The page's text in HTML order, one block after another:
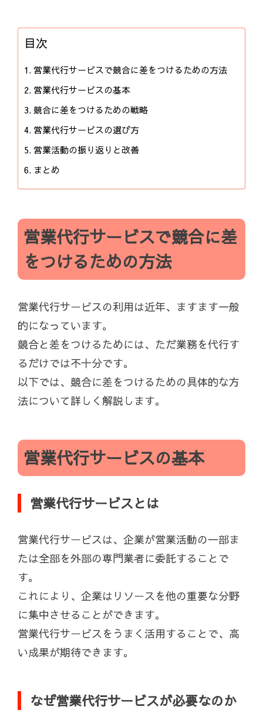
目次
営業代行サービスで競合に差をつけるための方法
営業代行サービスの基本
競合に差をつけるための戦略
営業代行サービスの選び方
営業活動の振り返りと改善
まとめ
営業代行サービスで競合に差
をつけるための方法
営業代行サービスの利用は近年、ますます一般
的になっています。
競合と差をつけるためには、ただ業務を代行す
るだけでは不十分です。
以下では、競合に差をつけるための具体的な方
法について詳しく解説します。
営業代行サービスの基本
営業代行サービスとは
営業代行サービスは、企業が営業活動の一部ま
たは全部を外部の専門業者に委託することで
す。
これにより、企業はリソースを他の重要な分野
に集中させることができます。
営業代行サービスをうまく活用することで、高
い成果が期待できます。
なぜ営業代行サービスが必要なのか